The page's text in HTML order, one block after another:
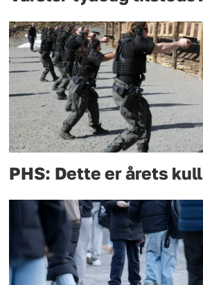
PHS: Dette er årets kull